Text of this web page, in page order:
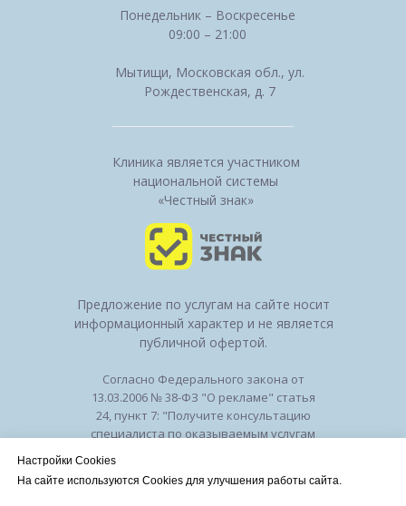
Клиника является участником
национальной системы
«Честный знак»
Понедельник – Воскресенье
09:00 – 21:00
Мытищи, Московская обл., ул.
Рождественская, д. 7
Предложение по услугам на сайте носит
информационный характер и не является
публичной офертой.
Согласно Федерального закона от
13.03.2006 № 38-ФЗ "О рекламе" статья
24, пункт 7: "Получите консультацию
специалиста по оказываемым услугам
медицинской деятельности № ЛО-50-01-
Настройки Cookies
На сайте используются Cookies для улучшения работы сайта.